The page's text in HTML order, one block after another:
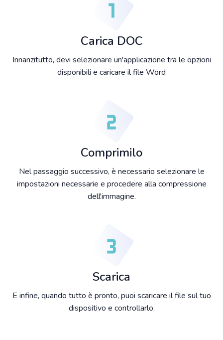
Carica DOC
Innanzitutto, devi selezionare un'applicazione tra le opzioni
disponibili e caricare il file Word
Comprimilo
Nel passaggio successivo, è necessario selezionare le
impostazioni necessarie e procedere alla compressione
dell'immagine.
Scarica
E infine, quando tutto è pronto, puoi scaricare il file sul tuo
dispositivo e controllarlo.